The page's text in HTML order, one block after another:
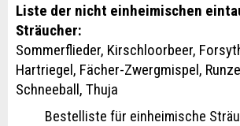
Liste der nicht einheimischen
Sträucher:
Sommerflieder, Kirschloorbeer,
Hartriegel, Fächer-Zwergmispel,
Schneeball, Thuja
Bestelliste für einheimische